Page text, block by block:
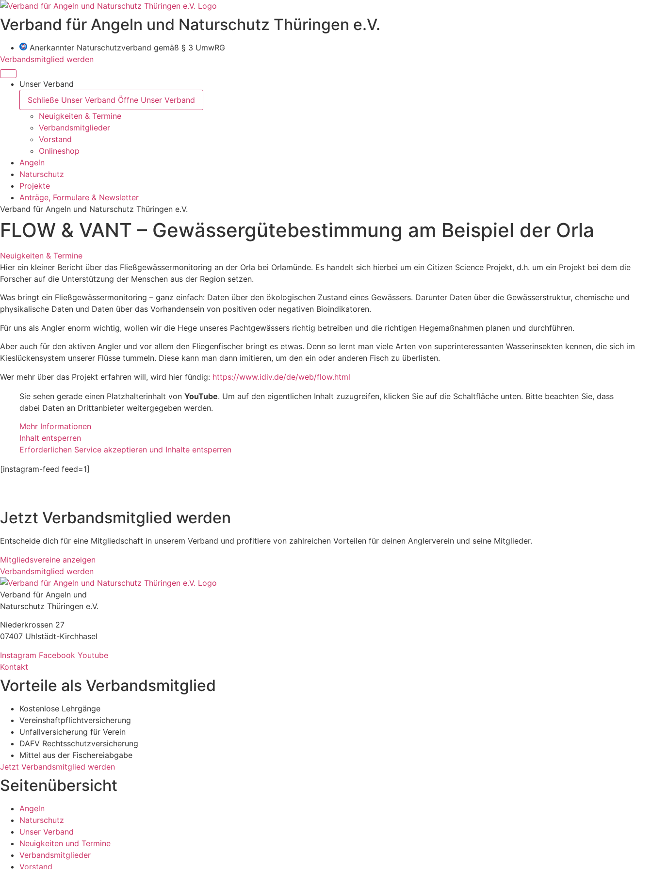
Zum
Inhalt
wechseln
Verband für Angeln und Naturschutz Thüringen e.V.
Anerkannter Naturschutzverband gemäß § 3 UmwRG
Verbandsmitglied werden
Unser Verband
Schließe Unser Verband Öffne Unser Verband
Neuigkeiten & Termine
Verbandsmitglieder
Vorstand
Onlineshop
Angeln
Naturschutz
Projekte
Anträge, Formulare & Newsletter
Verband für Angeln und Naturschutz Thüringen e.V.
FLOW & VANT – Gewässergütebestimmung am Beispiel der Orla
Neuigkeiten & Termine
Hier ein kleiner Bericht über das Fließgewässermonitoring an der Orla bei Orlamünde. Es handelt sich hierbei um ein Citizen Science Projekt, d.h. um ein Projekt bei dem die
Forscher auf die Unterstützung der Menschen aus der Region setzen.
Was bringt ein Fließgewässermonitoring – ganz einfach: Daten über den ökologischen Zustand eines Gewässers. Darunter Daten über die Gewässerstruktur, chemische und
physikalische Daten und Daten über das Vorhandensein von positiven oder negativen Bioindikatoren.
Für uns als Angler enorm wichtig, wollen wir die Hege unseres Pachtgewässers richtig betreiben und die richtigen Hegemaßnahmen planen und durchführen.
Aber auch für den aktiven Angler und vor allem den Fliegenfischer bringt es etwas. Denn so lernt man viele Arten von superinteressanten Wasserinsekten kennen, die sich im
Kieslückensystem unserer Flüsse tummeln. Diese kann man dann imitieren, um den ein oder anderen Fisch zu überlisten.
Wer mehr über das Projekt erfahren will, wird hier fündig: https://www.idiv.de/de/web/flow.html
Sie sehen gerade einen Platzhalterinhalt von YouTube. Um auf den eigentlichen Inhalt zuzugreifen, klicken Sie auf die Schaltfläche unten. Bitte beachten Sie, dass
dabei Daten an Drittanbieter weitergegeben werden.
Mehr Informationen
Inhalt entsperren
Erforderlichen Service akzeptieren und Inhalte entsperren
[instagram-feed feed=1]
Jetzt Verbandsmitglied werden
Entscheide dich für eine Mitgliedschaft in unserem Verband und profitiere von zahlreichen Vorteilen für deinen Anglerverein und seine Mitglieder.
Mitgliedsvereine anzeigen
Verbandsmitglied werden
Verband für Angeln und
Naturschutz Thüringen e.V.
Niederkrossen 27
07407 Uhlstädt-Kirchhasel
Instagram Facebook Youtube
Kontakt
Vorteile als Verbandsmitglied
Kostenlose Lehrgänge
Vereinshaftpflichtversicherung
Unfallversicherung für Verein
DAFV Rechtsschutzversicherung
Mittel aus der Fischereiabgabe
Jetzt Verbandsmitglied werden
Seitenübersicht
Angeln
Naturschutz
Unser Verband
Neuigkeiten und Termine
Verbandsmitglieder
Vorstand